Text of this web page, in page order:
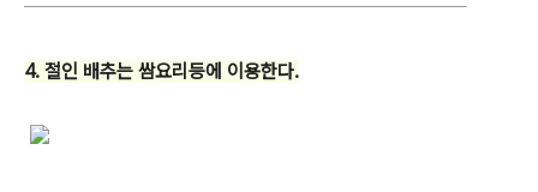
4. 절인 배추는 쌈요리등에 이용한다.